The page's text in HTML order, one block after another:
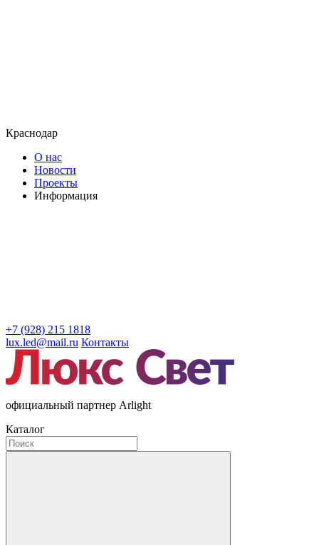
Краснодар
О нас
Новости
Проекты
Информация
+7 (928) 215 1818
lux.led@mail.ru Контакты
официальный партнер Arlight
Каталог